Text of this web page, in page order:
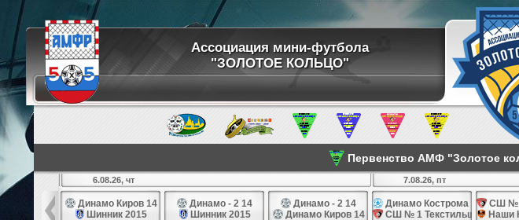
Ассоциация мини-футбола
"ЗОЛОТОЕ КОЛЬЦО"
Первенство АМФ "Золотое
белые 14
6.08.26, чт
Динамо Киров 14
Шинник 2015
Динамо - 2 14
Шинник 2015
Динамо - 2 14
Динамо Киров 14
7.08.26, пт
Динамо Кострома 14
СШ № 1 Текстильщик 14
СШ №
Наши